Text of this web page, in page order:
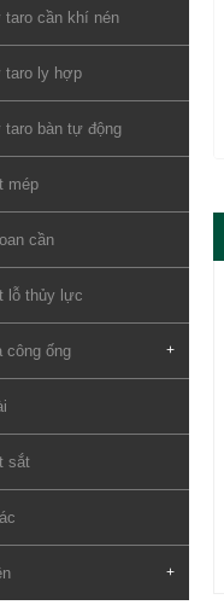
taro cần khí nén
taro ly hợp
taro bàn tự động
mép
cần
lỗ thủy lực
công ống +
sắt
+